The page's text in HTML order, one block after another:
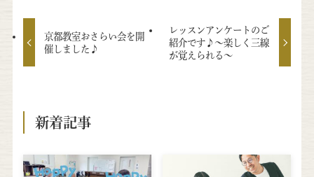
京都教室おさらい会を開
催しました♪
レッスンアンケートのご
紹介です♪～楽しく三線
が覚えられる～
新着記事